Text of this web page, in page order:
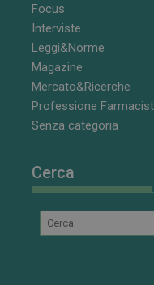
Focus
Interviste
Leggi&Norme
Magazine
Mercato&Ricerche
Professione
Senza categoria
Cerca